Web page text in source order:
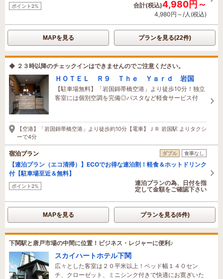
ポイント2% 合計(税込)4,980円～
4,980円～/人(税込)
MAPを見る プランを見る(22件)
◆ ２３時以降のチェックインはできませんのでご注意ください。
ＨＯＴＥＬ Ｒ９ Ｔｈｅ Ｙａｒｄ 岩国
【駐車場無料】「岩国錦帯橋空港」より徒歩10分！独立
客室には個別空調を完備◎パスタなど軽食サービス付
【空港】「岩国錦帯橋空港」より徒歩約10分【電車】ＪＲ 岩国駅 よりタクシ
ーで4分
宿泊プラン ダブル 食事なし
【連泊プラン（エコ清掃）】ECOでお得な連泊割！軽食＆ホットドリンク
付【駐車場至近＆無料】
ポイント2%
連泊プランの為、日付を指
定して金額をご確認下さい
MAPを見る プランを見る(6件)
下関駅と唐戸市場の中間に位置！ビジネス・レジャーに便利♪
スカイハートホテル下関
広々とした客室は２０平米以上！ベッド幅１４０セン
チ、クローゼット、ミニシンク付きで快適にお寛ぎいた